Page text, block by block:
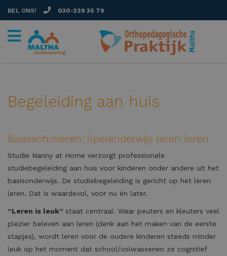
BEL ONS! 030-229 35 79
Begeleiding aan huis
Basisscholieren: Spelenderwijs leren leren
Studie Nanny at Home verzorgt professionele
studiebegeleiding aan huis voor kinderen onder andere uit het
basisonderwijs. De studiebegeleiding is gericht op het leren
leren. Dat is waardevol, voor nu én later.
“Leren is leuk” staat centraal. Waar peuters en kleuters veel
plezier beleven aan leren (denk aan het maken van de eerste
stapjes), wordt leren voor de oudere kinderen steeds minder
leuk op het moment dat school/volwassenen ze cognitief